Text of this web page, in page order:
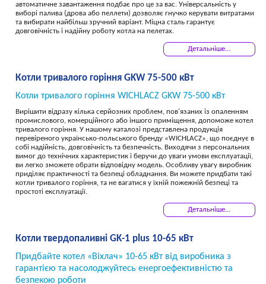
Вугіллям (деревним, кам'яним, бурим);
Брикетами (торф'яними, вугільними, паперовими);
Якщо ви хочете придбати твердопаливний котел найкращої якості,
ласкаво просимо до нас. Всі без виключення моделі опалювального
обладнання, які представлені у нашому каталозі, є: надійними,
економічними, простими у використанні, ефективними,
універсальними, доступними. Тільки у нас ви зможете придбати на
найвигідніших умовах котли твердопаливні різних модифікацій та
призначення.
автоматичне завантаження подбає про це за вас. Універсальність у
виборі палива (дрова або пеллети) дозволяє гнучко керувати витратами
та вибирати найбільш зручний варіант. Міцна сталь гарантує
довговічність і надійну роботу котла на пелетах.
Детальніше...
Котли тривалого горіння GKW 75-500 кВт
Котли тривалого горіння WICHLACZ GKW 75-500 кВт
Вирішити відразу кілька серйозних проблем, пов'язаних із опаленням
промислового, комерційного або іншого приміщення, допоможе котел
тривалого горіння. У нашому каталозі представлена продукція
перевіреного українсько-польського бренду «WICHLACZ», що поєднує в
собі надійність, довговічність та безпечність. Виходячи з персональних
вимог до технічних характеристик і беручи до уваги умови експлуатації,
ви легко зможете обрати відповідну модель. Особливу увагу виробник
приділяє практичності та безпеці обладнання. Ви можете придбати такі
котли тривалого горіння, та не вагатися у їхній пожежній безпеці та
простоті експлуатації.
Детальніше...
Котли твердопаливні GK-1 plus 10-65 кВт
Придбайте котел «Віхлач» 10-65 кВт від виробника з
гарантією та насолоджуйтесь енергоефективністю та
безпекою роботи